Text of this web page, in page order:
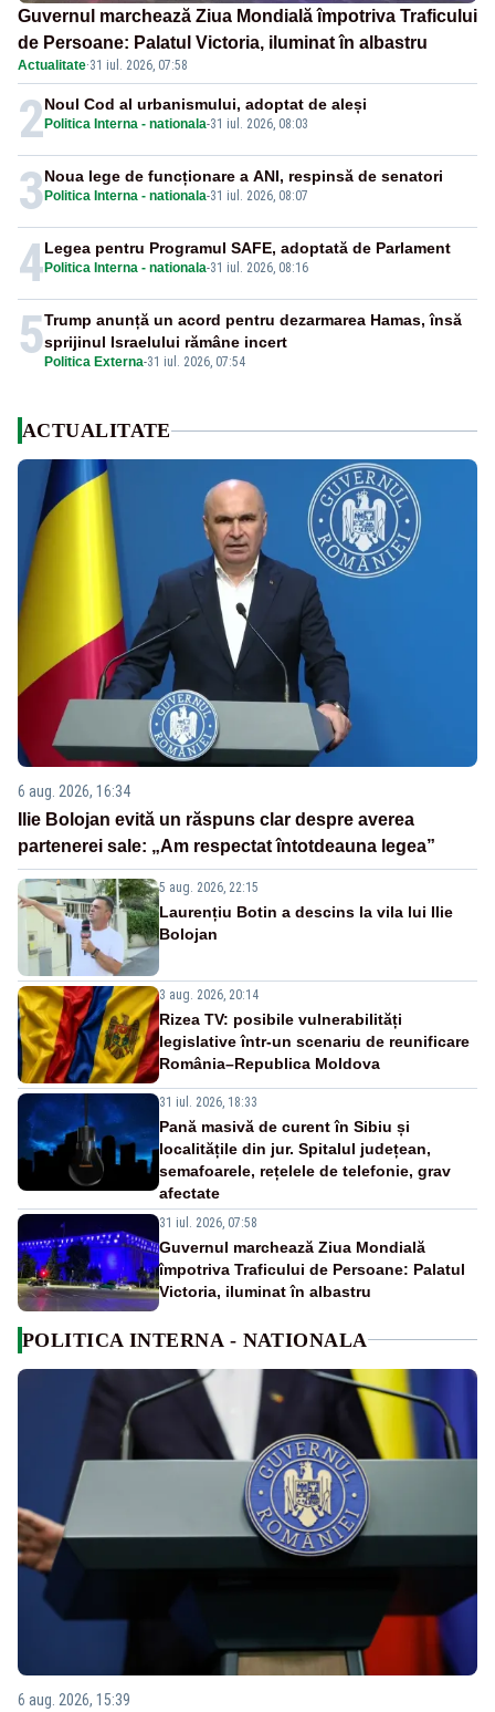
Guvernul marchează Ziua Mondială împotriva Traficului
de Persoane: Palatul Victoria, iluminat în albastru
Actualitate·31 iul. 2026, 07:58
2 Politica Interna - nationala-31 iul. 2026, 08:03
Noul Cod al urbanismului, adoptat de aleși
3 Politica Interna - nationala-31 iul. 2026, 08:07
Noua lege de funcționare a ANI, respinsă de senatori
4 Politica Interna - nationala-31 iul. 2026, 08:16
Legea pentru Programul SAFE, adoptată de Parlament
5 Politica Externa-31 iul. 2026, 07:54
Trump anunță un acord pentru dezarmarea Hamas, însă
sprijinul Israelului rămâne incert
ACTUALITATE
6 aug. 2026, 16:34
Ilie Bolojan evită un răspuns clar despre averea
partenerei sale: „Am respectat întotdeauna legea”
5 aug. 2026, 22:15
Laurențiu Botin a descins la vila lui Ilie
Bolojan
3 aug. 2026, 20:14
Rizea TV: posibile vulnerabilități
legislative într-un scenariu de reunificare
România–Republica Moldova
31 iul. 2026, 18:33
Pană masivă de curent în Sibiu și
localitățile din jur. Spitalul județean,
semafoarele, rețelele de telefonie, grav
afectate
31 iul. 2026, 07:58
Guvernul marchează Ziua Mondială
împotriva Traficului de Persoane: Palatul
Victoria, iluminat în albastru
POLITICA INTERNA - NATIONALA
6 aug. 2026, 15:39